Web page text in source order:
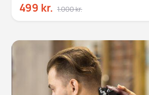
499 kr. 1.000 kr.